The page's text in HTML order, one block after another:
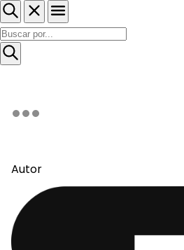
Autor